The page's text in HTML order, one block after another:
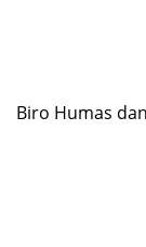
Biro Humas